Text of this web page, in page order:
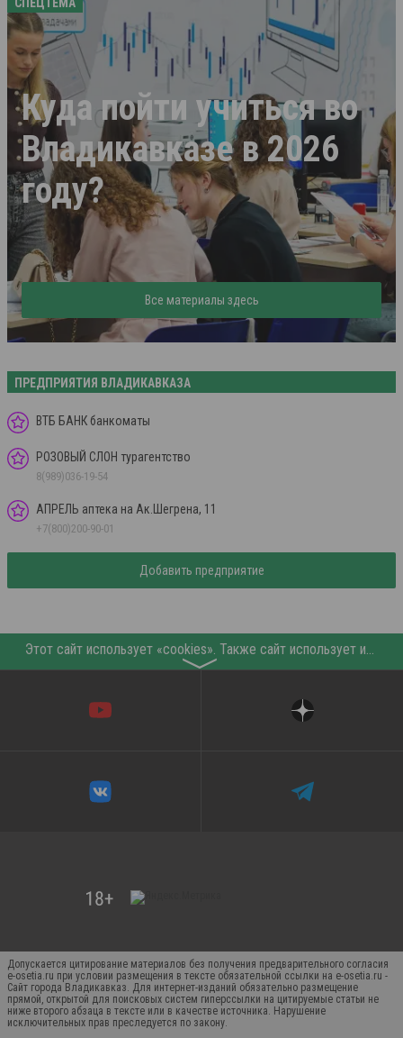
СПЕЦТЕМА
Куда пойти учиться во
Владикавказе в 2026
году?
Все материалы здесь
ПРЕДПРИЯТИЯ ВЛАДИКАВКАЗА
ВТБ БАНК банкоматы
РОЗОВЫЙ СЛОН турагентство
8(989)036-19-54
АПРЕЛЬ аптека на Ак.Шегрена, 11
+7(800)200-90-01
Добавить предприятие
Этот сайт использует «cookies». Также сайт использует интернет-сервис для сбора технических данных касательно посетителей с целью получения маркетинговой и статистической информации. Условия обработки данных посетителей сайта см.
〉
Допускается цитирование материалов без получения предварительного согласия
e-osetia.ru при условии размещения в тексте обязательной ссылки на e-osetia.ru -
Сайт города Владикавказ. Для интернет-изданий обязательно размещение
прямой, открытой для поисковых систем гиперссылки на цитируемые статьи не
ниже второго абзаца в тексте или в качестве источника. Нарушение
исключительных прав преследуется по закону.